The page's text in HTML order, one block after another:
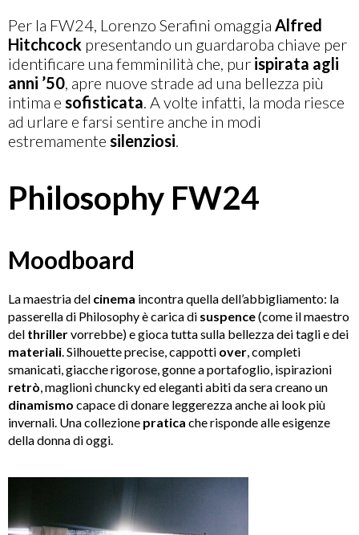
Per la FW24, Lorenzo Serafini omaggia Alfred
Hitchcock presentando un guardaroba chiave per
identificare una femminilità che, pur ispirata agli
anni ’50 , apre nuove strade ad una bellezza più
intima e sofisticata . A volte infatti, la moda riesce
ad urlare e farsi sentire anche in modi
estremamente silenziosi
Philosophy FW24
Moodboard
La maestria del cinema incontra quella dell’abbigliamento: la
passerella di Philosophy è carica di suspence(come il maestro
del thrillervorrebbe) e gioca tutta sulla bellezza dei tagli e dei
materiali . Silhouette precise, cappotti over , completi
smanicati, giacche rigorose, gonne a portafoglio, ispirazioni
retrò , maglioni chuncky ed eleganti abiti da sera creano un
dinamismo capace di donare leggerezza anche ai look più
invernali. Una collezione pratica che risponde alle esigenze
della donna di oggi.